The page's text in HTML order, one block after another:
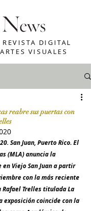
DIGITAL
VISUALES
reabre sus puertas con
San Juan, Puerto Rico. El
(MLA) anuncia la
Viejo San Juan a partir
con la más reciente
Trelles titulada La
exposición coincide con la